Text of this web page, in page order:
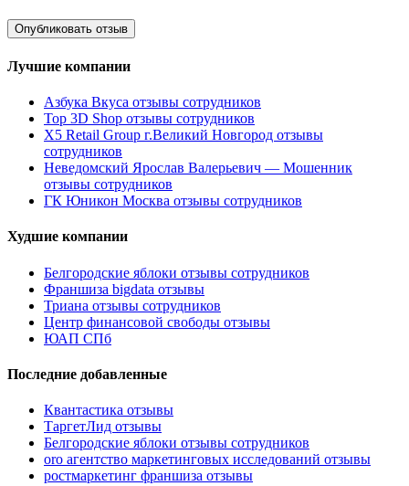
Лучшие компании
Азбука Вкуса отзывы сотрудников
Top 3D Shop отзывы сотрудников
X5 Retail Group г.Великий Новгород отзывы
сотрудников
Неведомский Ярослав Валерьевич — Мошенник
отзывы сотрудников
ГК Юникон Москва отзывы сотрудников
Худшие компании
Белгородские яблоки отзывы сотрудников
Франшиза bigdata отзывы
Триана отзывы сотрудников
Центр финансовой свободы отзывы
ЮАП СПб
Последние добавленные
Квантастика отзывы
ТаргетЛид отзывы
Белгородские яблоки отзывы сотрудников
oro агентство маркетинговых исследований отзывы
ростмаркетинг франшиза отзывы